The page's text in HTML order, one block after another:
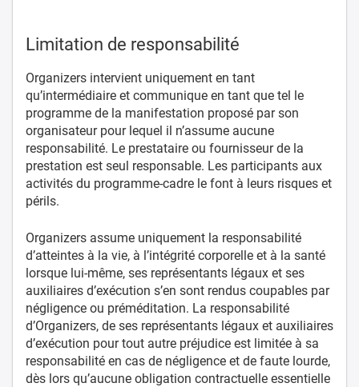
Limitation de responsabilité
Organizers intervient uniquement en tant
qu’intermédiaire et communique en tant que tel le
programme de la manifestation proposé par son
organisateur pour lequel il n’assume aucune
responsabilité. Le prestataire ou fournisseur de la
prestation est seul responsable. Les participants aux
activités du programme-cadre le font à leurs risques et
périls.
Organizers assume uniquement la responsabilité
d’atteintes à la vie, à l’intégrité corporelle et à la santé
lorsque lui-même, ses représentants légaux et ses
auxiliaires d’exécution s’en sont rendus coupables par
négligence ou préméditation. La responsabilité
d’Organizers, de ses représentants légaux et auxiliaires
d’exécution pour tout autre préjudice est limitée à sa
responsabilité en cas de négligence et de faute lourde,
dès lors qu’aucune obligation contractuelle essentielle